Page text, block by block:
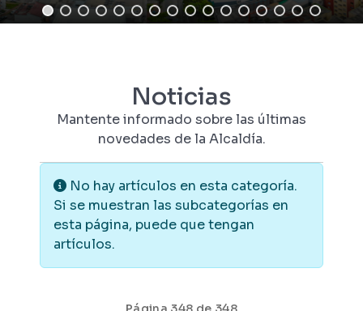
Noticias
Mantente informado sobre las últimas
novedades de la Alcaldía.
Información
No hay artículos en esta categoría.
Si se muestran las subcategorías en
esta página, puede que tengan
artículos.